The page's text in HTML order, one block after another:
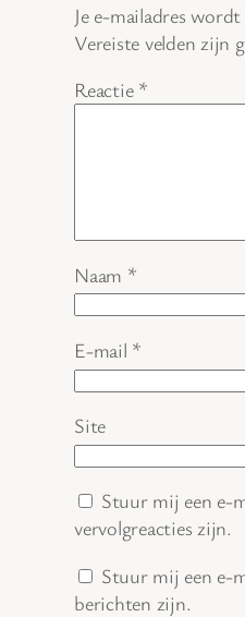
Je e-mailadres
Vereiste velden zijn
Reactie *
Naam *
E-mail *
Site
Stuur mij een e-
vervolgreacties zijn.
Stuur mij een e-
berichten zijn.